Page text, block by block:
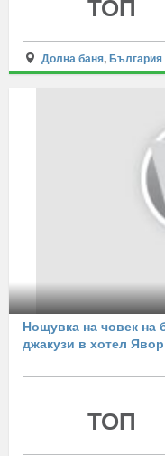
ТОП
Долна баня, България
Нощувка на човек на
джакузи в хотел
ТОП